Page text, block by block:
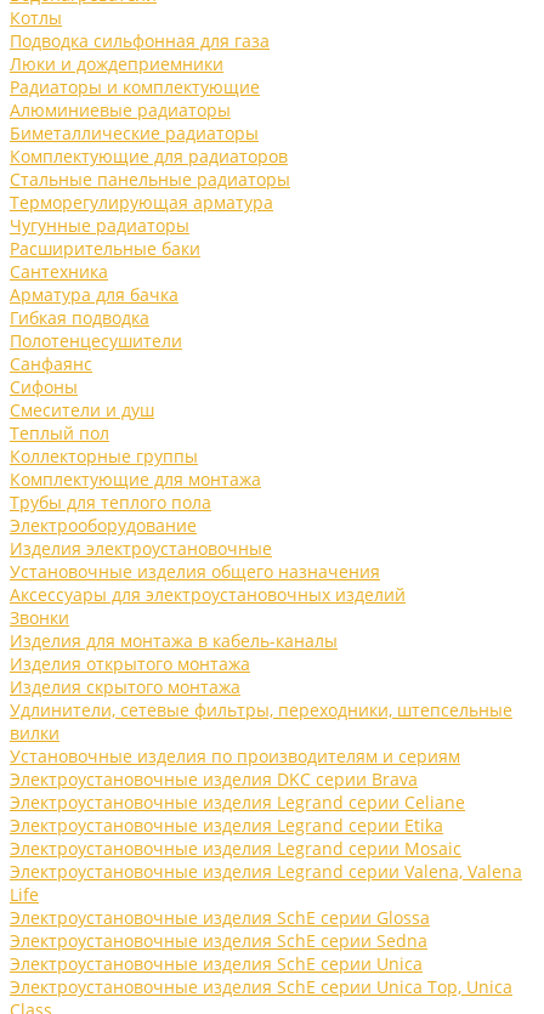
Котлы
Подводка сильфонная для газа
Люки и дождеприемники
Радиаторы и комплектующие
Алюминиевые радиаторы
Биметаллические радиаторы
Комплектующие для радиаторов
Стальные панельные радиаторы
Терморегулирующая арматура
Чугунные радиаторы
Расширительные баки
Сантехника
Арматура для бачка
Гибкая подводка
Полотенцесушители
Санфаянс
Сифоны
Смесители и душ
Теплый пол
Коллекторные группы
Комплектующие для монтажа
Трубы для теплого пола
Электрооборудование
Изделия электроустановочные
Установочные изделия общего назначения
Аксессуары для электроустановочных изделий
Звонки
Изделия для монтажа в кабель-каналы
Изделия открытого монтажа
Изделия скрытого монтажа
Удлинители, сетевые фильтры, переходники, штепсельные
вилки
Установочные изделия по производителям и сериям
Электроустановочные изделия DKC серии Brava
Электроустановочные изделия Legrand серии Celiane
Электроустановочные изделия Legrand серии Etika
Электроустановочные изделия Legrand серии Mosaic
Электроустановочные изделия Legrand серии Valena, Valena
Life
Электроустановочные изделия SchE серии Glossa
Электроустановочные изделия SchE серии Sedna
Электроустановочные изделия SchE серии Unica
Электроустановочные изделия SchE серии Unica Top, Unica